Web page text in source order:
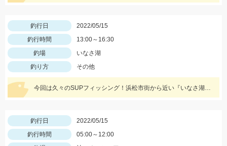
釣行日
2022/05/15
釣行時間
13:00～16:30
釣場
いなさ湖
釣り方
その他
今回は久々のSUPフィッシング！浜松市街から近い『いなさ湖』に行ってきました！！
釣行日
2022/05/15
釣行時間
05:00～12:00